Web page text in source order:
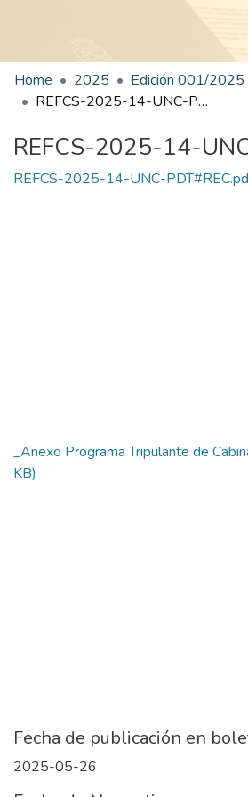
Home 2025
REFCS-2025-14-UNC-PDT#REC
REFCS-2025-14-
REFCS-2025-14-UNC-
_Anexo Programa Tripulante de
KB)
Fecha de publicación en
2025-05-26